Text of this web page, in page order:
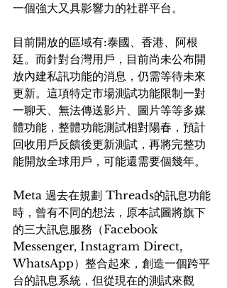
一個強大又具影響力的社群平台。
目前開放的區域有:泰國、香港、阿根
廷。而針對台灣用戶，目前尚未公布開
放內建私訊功能的消息，仍需等待未來
更新。這項特定市場測試功能限制一對
一聊天、無法傳送影片、圖片等等多媒
體功能，整體功能測試相對陽春，預計
回收用戶反饋後更新測試，再將完整功
能開放全球用戶，可能還需要個幾年。
Meta 過去在規劃 Threads的訊息功能
時，曾有不同的想法，原本試圖將旗下
的三大訊息服務（Facebook
Messenger, Instagram Direct,
WhatsApp）整合起來，創造一個跨平
台的訊息系統，但從現在的測試來觀